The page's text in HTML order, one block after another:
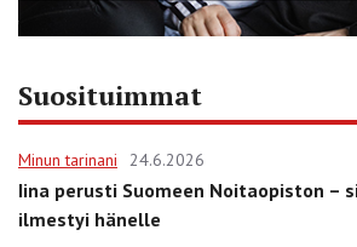
Suosituimmat
Minun tarinani 24.6.2026
Iina perusti Suomeen Noitaopiston –
ilmestyi hänelle